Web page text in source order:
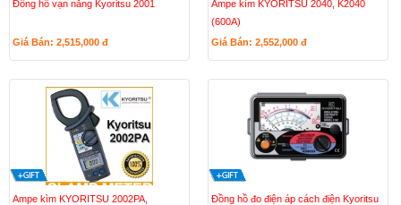
Đồng hồ vạn năng Kyoritsu 2001
Giá Bán: 2,515,000 đ
Ampe kìm KYORITSU 2040, K2040
(600A)
Giá Bán: 2,552,000 đ
Ampe kìm KYORITSU 2002PA,
Đồng hồ đo điện áp cách điện Kyoritsu